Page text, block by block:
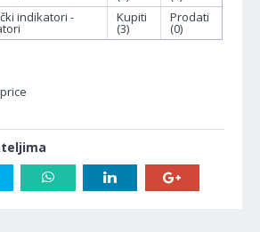
indikatori -
Kupiti
(3)
Prodati
(0)